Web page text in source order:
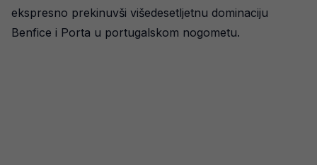
ekspresno prekinuvši višedesetljetnu dominaciju
Benfice i Porta u portugalskom nogometu.